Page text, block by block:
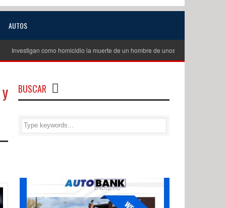
AUTOS
como homicidio la muerte de un hombre de unos 60 años en Excelsior
BUSCAR